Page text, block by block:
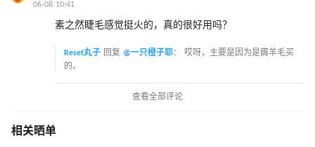
06-08 10:41
素之然睫毛感觉挺火的，真的很好用吗？
Reset丸子 回复 @一只橙子耶： 哎呀，主要是因为是薅羊毛买
的。
查看全部评论
相关晒单